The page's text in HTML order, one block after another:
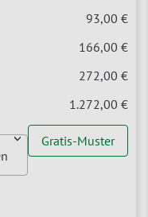
93,00 €
166,00 €
272,00 €
1.272,00 €
Gratis-Muster